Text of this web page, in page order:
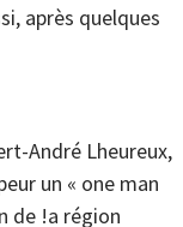
après quelques
André Lheureux,
un « one man
de !a région